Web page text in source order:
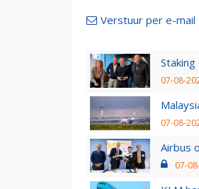
Verstuur per e-mail
07-08-
07-08-
Airbus
07-